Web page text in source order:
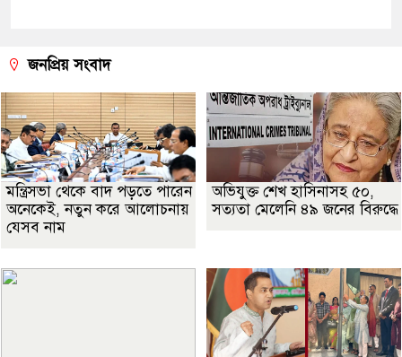
জনপ্রিয় সংবাদ
মন্ত্রিসভা থেকে বাদ পড়তে পারেন
অনেকেই, নতুন করে আলোচনায়
যেসব নাম
অভিযুক্ত শেখ হাসিনাসহ ৫০,
সত্যতা মেলেনি ৪৯ জনের বিরুদ্ধে